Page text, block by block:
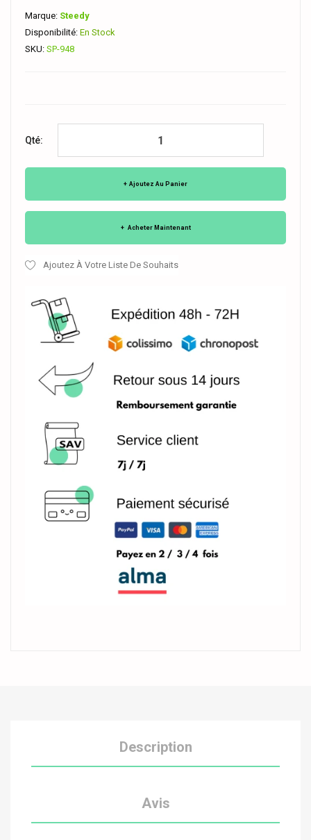
Marque: Steedy
Disponibilité: En Stock
SKU: SP-948
Qté:
Ajoutez Au Panier
Acheter Maintenant
Ajoutez À Votre Liste De Souhaits
Description
Avis